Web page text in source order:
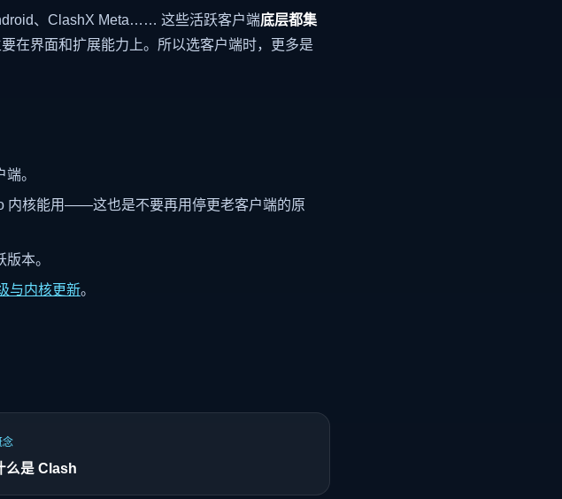
、ClashX Meta…… 这些活跃客户端底层都集
在界面和扩展能力上。所以选客户端时，更多是
。
内核能用——这也是不要再用停更老客户端的原
本。
与内核更新。
念
么是 Clash